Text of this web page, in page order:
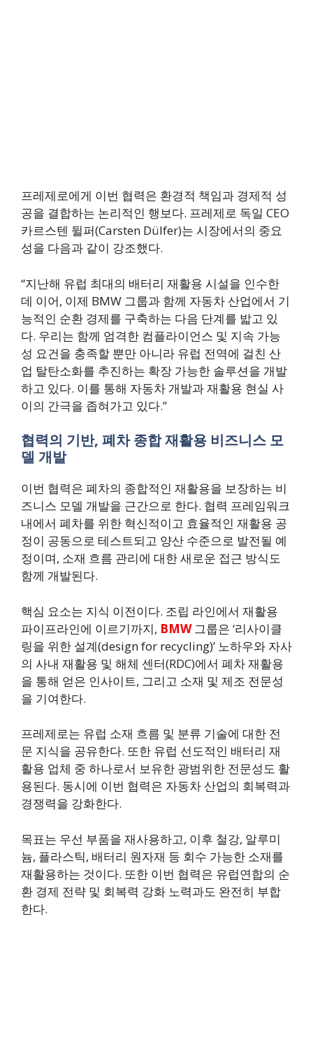
프레제로에게 이번 협력은 환경적 책임과 경제적 성
공을 결합하는 논리적인 행보다. 프레제로 독일 CEO
카르스텐 뒬퍼(Carsten Dülfer)는 시장에서의 중요
성을 다음과 같이 강조했다.
“지난해 유럽 최대의 배터리 재활용 시설을 인수한
데 이어, 이제 BMW 그룹과 함께 자동차 산업에서 기
능적인 순환 경제를 구축하는 다음 단계를 밟고 있
다. 우리는 함께 엄격한 컴플라이언스 및 지속 가능
성 요건을 충족할 뿐만 아니라 유럽 전역에 걸친 산
업 탈탄소화를 추진하는 확장 가능한 솔루션을 개발
하고 있다. 이를 통해 자동차 개발과 재활용 현실 사
이의 간극을 좁혀가고 있다.”
협력의 기반, 폐차 종합 재활용 비즈니스 모
델 개발
이번 협력은 폐차의 종합적인 재활용을 보장하는 비
즈니스 모델 개발을 근간으로 한다. 협력 프레임워크
내에서 폐차를 위한 혁신적이고 효율적인 재활용 공
정이 공동으로 테스트되고 양산 수준으로 발전될 예
정이며, 소재 흐름 관리에 대한 새로운 접근 방식도
함께 개발된다.
핵심 요소는 지식 이전이다. 조립 라인에서 재활용
파이프라인에 이르기까지, BMW그룹은 ‘리사이클
링을 위한 설계(design for recycling)’ 노하우와 자사
의 사내 재활용 및 해체 센터(RDC)에서 폐차 재활용
을 통해 얻은 인사이트, 그리고 소재 및 제조 전문성
을 기여한다.
프레제로는 유럽 소재 흐름 및 분류 기술에 대한 전
문 지식을 공유한다. 또한 유럽 선도적인 배터리 재
활용 업체 중 하나로서 보유한 광범위한 전문성도 활
용된다. 동시에 이번 협력은 자동차 산업의 회복력과
경쟁력을 강화한다.
목표는 우선 부품을 재사용하고, 이후 철강, 알루미
늄, 플라스틱, 배터리 원자재 등 회수 가능한 소재를
재활용하는 것이다. 또한 이번 협력은 유럽연합의 순
환 경제 전략 및 회복력 강화 노력과도 완전히 부합
한다.